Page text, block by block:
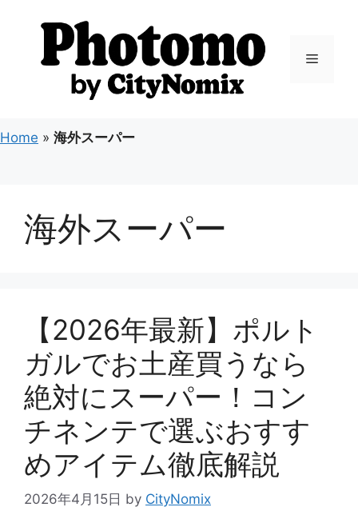
ス
キ
メ
Home » 海外スーパー
海外スーパー
【2026年最新】ポルト
ガルでお土産買うなら
絶対にスーパー！コン
チネンテで選ぶおすす
めアイテム徹底解説
2026年4月15日 by CityNomix